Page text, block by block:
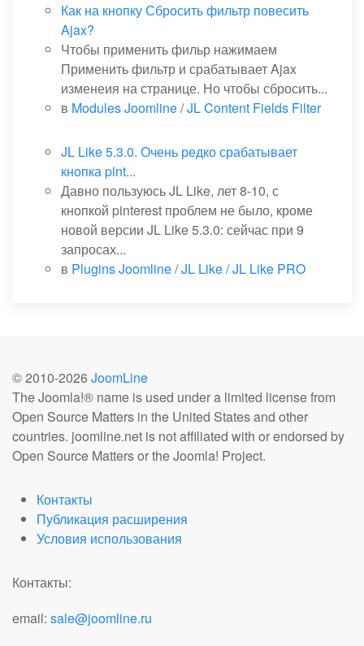
Как на кнопку Сбросить фильтр повесить
Ajax?
Чтобы применить фильр нажимаем
Применить фильтр и срабатывает Ajax
изменеия на странице. Но чтобы сбросить...
в Modules Joomline/JL Content Fields Filter
JL Like 5.3.0. Очень редко срабатывает
кнопка pint...
Давно пользуюсь JL Like, лет 8-10, с
кнопкой pinterest проблем не было, кроме
новой версии JL Like 5.3.0: сейчас при 9
запросах...
в Plugins Joomline/JL Like / JL Like PRO
© 2010-2026 JoomLine
The Joomla!® name is used under a limited license from
Open Source Matters in the United States and other
countries. joomline.net is not affiliated with or endorsed by
Open Source Matters or the Joomla! Project.
Контакты
Публикация расширения
Условия использования
Контакты:
email: sale@joomline.ru